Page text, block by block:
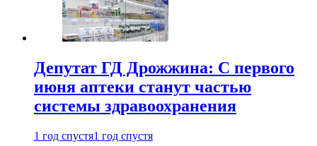
Депутат ГД Дрожжина: С первого
июня аптеки станут частью
системы здравоохранения
1 год спустя1 год спустя